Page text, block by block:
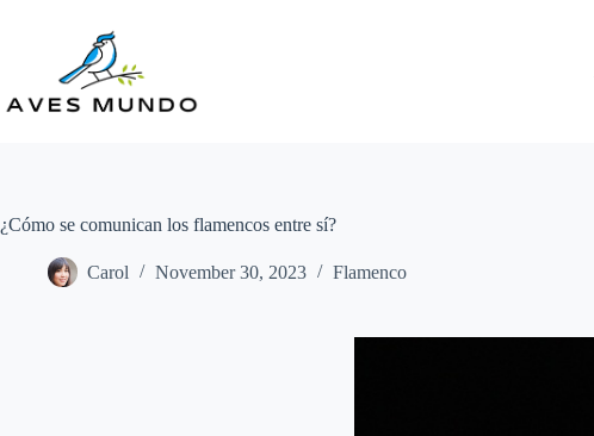
¿Cómo se comunican los flamencos entre sí?
Carol November 30, 2023 Flamenco